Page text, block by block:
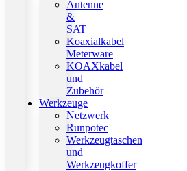
Antenne
&
SAT
Koaxialkabel
Meterware
KOAXkabel
und
Zubehör
Werkzeuge
Netzwerk
Runpotec
Werkzeugtaschen
und
Werkzeugkoffer